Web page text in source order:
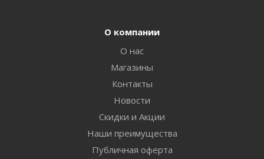
О компании
О нас
Магазины
Контакты
Новости
Скидки и Акции
Наши преимущества
Публичная оферта